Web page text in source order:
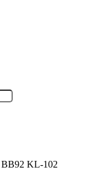
KL-102